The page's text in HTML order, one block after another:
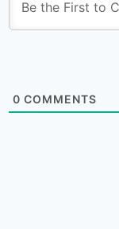
0 COMMENTS